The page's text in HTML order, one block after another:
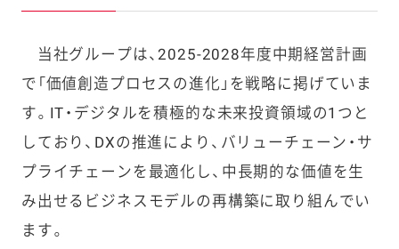
当社グループは、2025-2028年度中期経営計画
で「価値創造プロセスの進化」を戦略に掲げていま
す。IT・デジタルを積極的な未来投資領域の1つと
しており、DXの推進により、バリューチェーン・サ
プライチェーンを最適化し、中長期的な価値を生
み出せるビジネスモデルの再構築に取り組んでい
ます。